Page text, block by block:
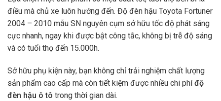
điều mà chủ xe luôn hướng đến. Độ đèn hậu Toyota Fortuner
2004 – 2010 mẫu SN nguyên cụm sở hữu tốc độ phát sáng
cực nhanh, ngay khi được bật công tắc, không bị trễ độ sáng
và có tuổi thọ đến 15.000h.
Sở hữu phụ kiện này, bạn không chỉ trải nghiệm chất lượng
sản phẩm cao cấp mà còn tiết kiệm được nhiều chi phíđộ
đèn hậu ô tô trong thời gian dài.